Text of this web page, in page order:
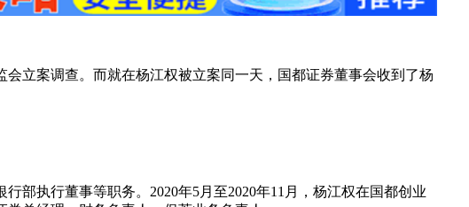
立案调查。而就在杨江权被立案同一天，国都证券董事会收到了杨
部执行董事等职务。2020年5月至2020年11月，杨江权在国都创业